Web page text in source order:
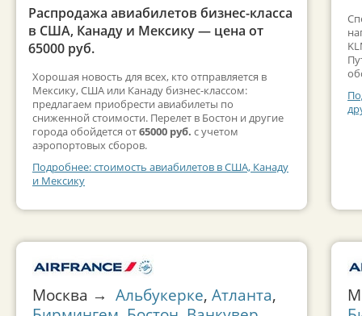
Распродажа авиабилетов бизнес-класса
в США, Канаду и Мексику — цена от
65000 руб.
Хорошая новость для всех, кто отправляется в
Мексику, США или Канаду бизнес-классом:
предлагаем приобрести авиабилеты по
сниженной стоимости. Перелет в Бостон и другие
города обойдется от65000 руб. с учетом
аэропортовых сборов.
Подробнее: стоимость авиабилетов в США, Канаду
и Мексику
Москва → Альбукерке, Атланта,